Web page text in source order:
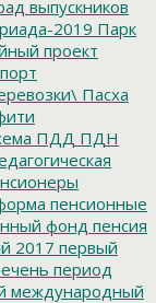
выпускников
2019 Парк
проект
Пасха
ПДД ПДН
пенсионные
фонд пенсия
2017 первый
период
международный